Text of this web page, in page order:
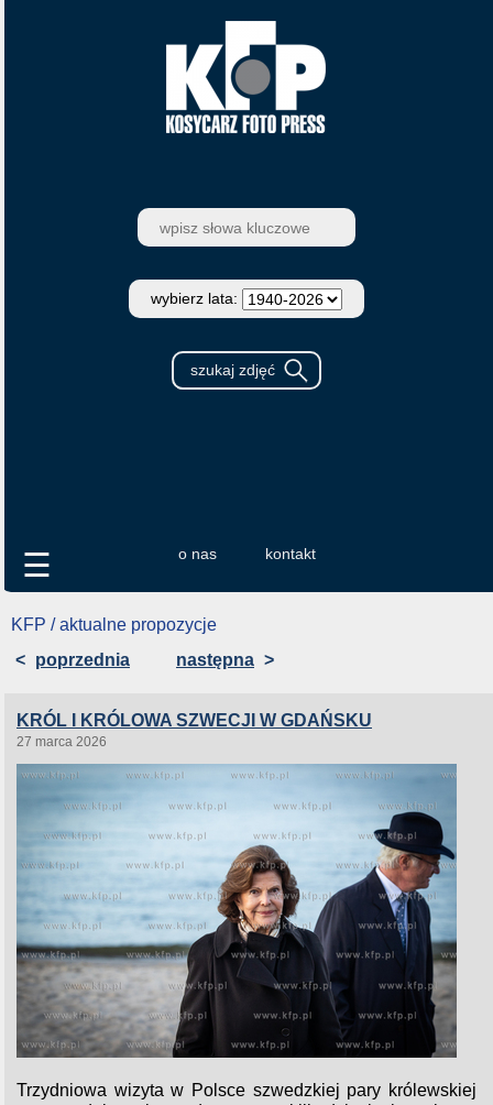
wybierz lata:
o nas kontakt
☰
KFP / aktualne propozycje
< poprzednia następna >
KRÓL I KRÓLOWA SZWECJI W GDAŃSKU
27 marca 2026
Trzydniowa wizyta w Polsce szwedzkiej pary królewskiej